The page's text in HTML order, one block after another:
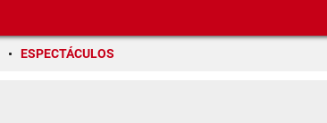
ESPECTÁCULOS